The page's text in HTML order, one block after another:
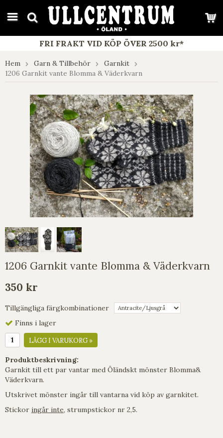
google-site-verification: google7e4b1026db5d9f32.html
FRI FRAKT VID KÖP ÖVER 2500 kr*
Hem Garn & Tillbehör
Garnkit
1206 Garnkit vante Blomma & Väderkvarn
1206 Garnkit vante Blomma & Väderkvarn
350 kr
Tillgängliga färgkombinationer
Finns i lager
LÄGG I VARUKORG »
Produktbeskrivning:
Garnkit till ett par vantar med Öländskt mönster Blomma&
Väderkvarn.
Utskrivet mönster ingår till vantarna vid köp av garnkitet.
Stickor ingår inte, strumpstickor nr 2,5.